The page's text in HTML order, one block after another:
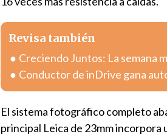
Revisa también
Creciendo Juntos: La semana
Conductor de inDrive gana
El sistema fotográfico completo
principal Leica de 23mm incorpora